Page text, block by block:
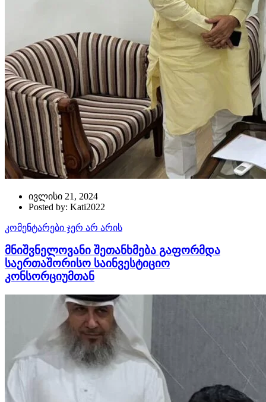
ივლისი 21, 2024
Posted by: Kati2022
კომენტარები ჯერ არ არის
მნიშვნელოვანი შეთანხმება გაფორმდა
საერთაშორისო საინვესტიციო
კონსორციუმთან